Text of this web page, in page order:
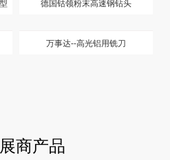
德国钴领粉末高速钢钻头
万事达--高光铝用铣刀
商产品